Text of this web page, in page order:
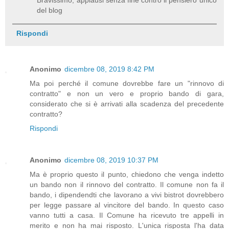
del blog
Rispondi
Anonimo dicembre 08, 2019 8:42 PM
Ma poi perché il comune dovrebbe fare un "rinnovo di
contratto" e non un vero e proprio bando di gara,
considerato che si è arrivati alla scadenza del precedente
contratto?
Rispondi
Anonimo dicembre 08, 2019 10:37 PM
Ma è proprio questo il punto, chiedono che venga indetto
un bando non il rinnovo del contratto. Il comune non fa il
bando, i dipendendti che lavorano a vivi bistrot dovrebbero
per legge passare al vincitore del bando. In questo caso
vanno tutti a casa. Il Comune ha ricevuto tre appelli in
merito e non ha mai risposto. L'unica risposta l'ha data